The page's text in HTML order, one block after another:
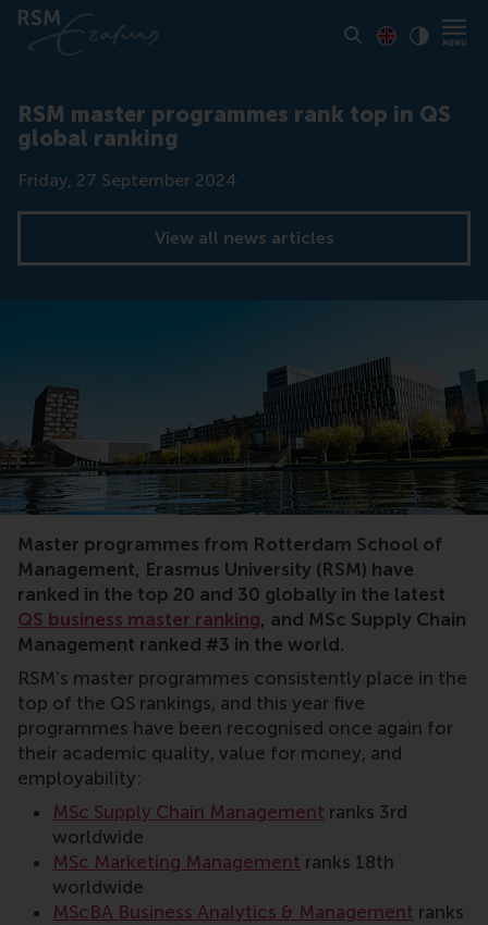
RSM master programmes rank top in QS
global ranking
Date
Friday, 27 September 2024
View all news articles
QS, business master, RSM, ranking, world, top,
Master programmes from Rotterdam School of
Management, Erasmus University (RSM) have
ranked in the top 20 and 30 globally in the latest
QS business master ranking, and MSc Supply Chain
Management ranked #3 in the world.
RSM’s master programmes consistently place in the
top of the QS rankings, and this year five
programmes have been recognised once again for
their academic quality, value for money, and
employability:
MSc Supply Chain Management ranks 3rd
worldwide
MSc Marketing Management ranks 18th
worldwide
MScBA Business Analytics & Management ranks